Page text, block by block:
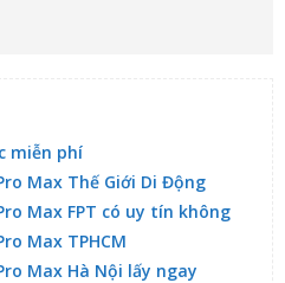
miễn phí
Max Thế Giới Di Động
Max FPT có uy tín không
Max TPHCM
Max Hà Nội lấy ngay